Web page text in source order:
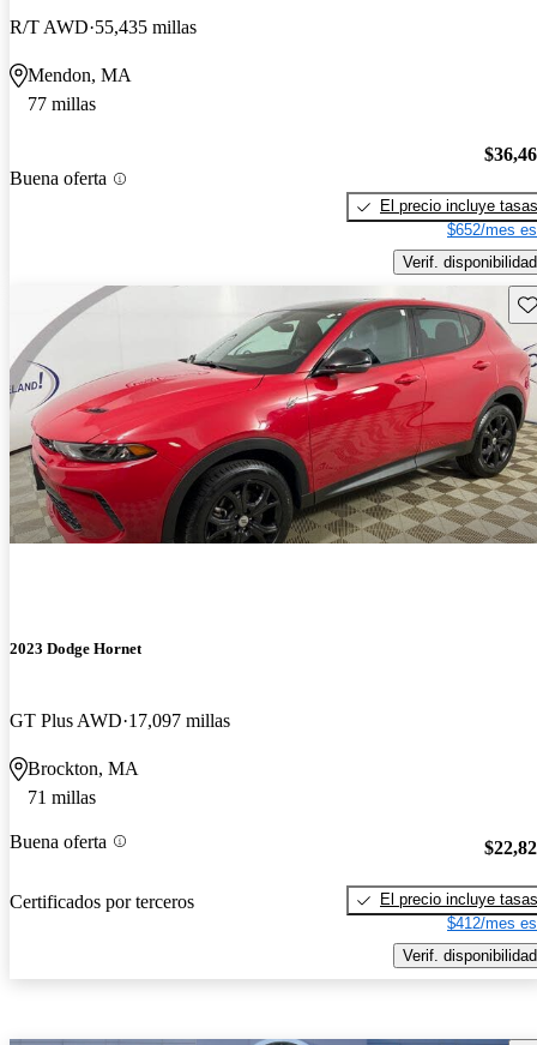
R/T AWD 55,435 millas
Mendon, MA
77 millas
Buena oferta
El precio incluye tasas
$652/mes
Verif. disponibilidad
2023 Dodge Hornet
GT Plus AWD 17,097 millas
Brockton, MA
71 millas
Buena oferta
Certificados por terceros
El precio incluye tasas
$412/mes
Verif. disponibilidad